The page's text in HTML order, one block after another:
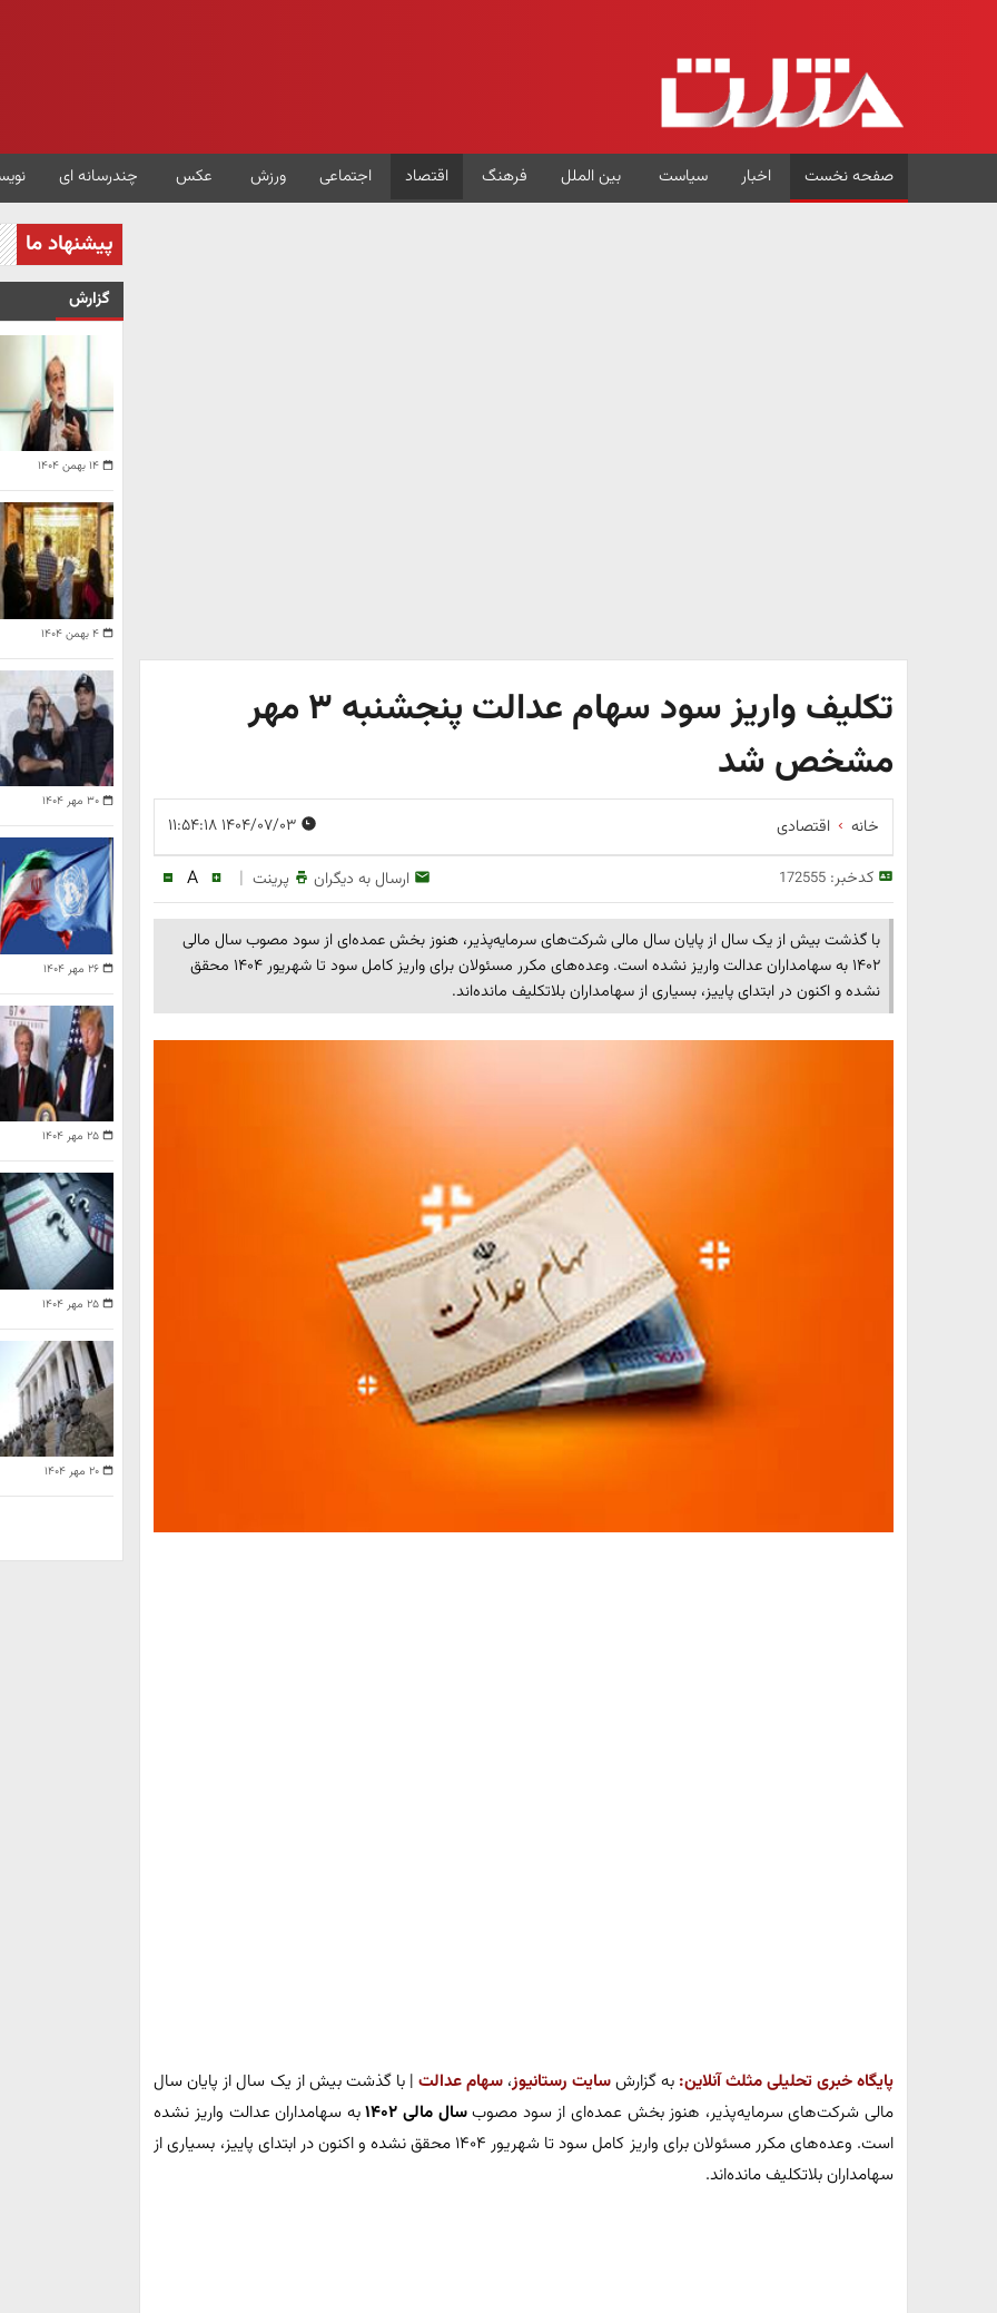
صفحه نخست اخبار سیاست بین الملل فرهنگ اقتصاد اجتماعی ورزش عکس چندرسانه ای
تکلیف واریز سود سهام عدالت پنجشنبه ۳ مهر
مشخص شد
خانه اقتصادی
کدخبر:172555 ارسال به دیگران پرینت |
A
با گذشت بیش از یک سال از پایان سال مالی شرکت‌های سرمایه‌پذیر، هنوز بخش عمده‌ای از سود مصوب سال مالی
۱۴۰۲ به سهامداران عدالت واریز نشده است. وعده‌های مکرر مسئولان برای واریز کامل سود تا شهریور ۱۴۰۴ محقق
نشده و اکنون در ابتدای پاییز، بسیاری از سهامداران بلاتکلیف مانده‌اند.
پایگاه خبری تحلیلی مثلث آنلاین: به گزارشسایت رستانیوز،سهام عدالت | با گذشت بیش از یک سال از پایان سال
مالی شرکت‌های سرمایه‌پذیر، هنوز بخش عمده‌ای از سود مصوبسال مالی ۱۴۰۲
به سهامداران عدالت واریز نشده
است. وعده‌های مکرر مسئولان برای واریز کامل سود تا شهریور ۱۴۰۴ محقق نشده و اکنون در ابتدای پاییز، بسیاری از
سهامداران بلاتکلیف مانده‌اند.
پیشنهاد ما
گزارش
۱۴ بهمن ۱۴۰۴
۴ بهمن ۱۴۰۴
۳۰ مهر ۱۴۰۴
۲۶ مهر ۱۴۰۴
۲۵ مهر ۱۴۰۴
۲۵ مهر ۱۴۰۴
۲۰ مهر ۱۴۰۴